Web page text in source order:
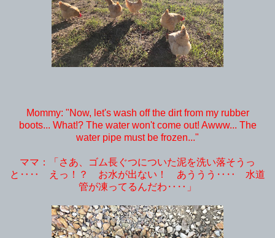
Mommy: "Now, let's wash off the dirt from my rubber
boots... What!? The water won't come out! Awww... The
water pipe must be frozen..."
ママ：「さあ、ゴム長ぐつについた泥を洗い落そうっ
と‥‥ えっ！？ お水が出ない！ あううう‥‥ 水道
管が凍ってるんだわ‥‥」